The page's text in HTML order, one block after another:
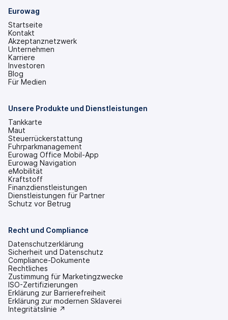
Eurowag
Startseite
Kontakt
Akzeptanznetzwerk
Unternehmen
Karriere
Investoren
(wird
in
Tab
Blog
Für Medien
Unsere Produkte und Dienstleistungen
Tankkarte
Maut
Steuerrückerstattung
Fuhrparkmanagement
Eurowag Office Mobil-App
Eurowag Navigation
eMobilität
Kraftstoff
Finanzdienstleistungen
Dienstleistungen für Partner
Schutz vor Betrug
Recht und Compliance
Datenschutzerklärung
Sicherheit und Datenschutz
Compliance-Dokumente
Rechtliches
Zustimmung für Marketingzwecke
ISO-Zertifizierungen
Erklärung zur Barrierefreiheit
(wird
in
Erklärung zur modernen Sklaverei
(wird
Integritätslinie ↗